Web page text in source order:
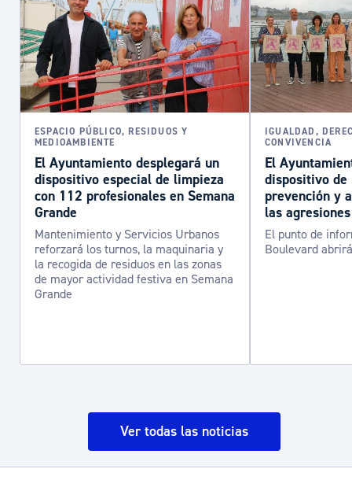
ESPACIO PÚBLICO, RESIDUOS Y
MEDIOAMBIENTE
El Ayuntamiento desplegará un
dispositivo especial de limpieza
con 112 profesionales en Semana
Grande
Mantenimiento y Servicios Urbanos
reforzará los turnos, la maquinaria y
la recogida de residuos en las zonas
de mayor actividad festiva en Semana
Grande
IGUALDAD,
CONVIVENCIA
El
dispositivo de
prevención y
las
El punto de
Boulevard
Ver todas las noticias